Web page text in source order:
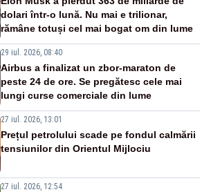
dolari într-o lună. Nu mai e trilionar,
rămâne totuși cel mai bogat om din lume
29 iul. 2026, 08:40
Airbus a finalizat un zbor-maraton de
peste 24 de ore. Se pregătesc cele mai
lungi curse comerciale din lume
27 iul. 2026, 13:01
Prețul petrolului scade pe fondul calmării
tensiunilor din Orientul Mijlociu
27 iul. 2026, 12:54